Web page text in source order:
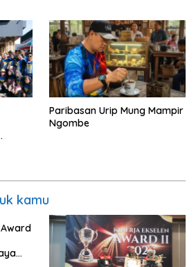
Paribasan Urip Mung Mampir
Ngombe
kamu